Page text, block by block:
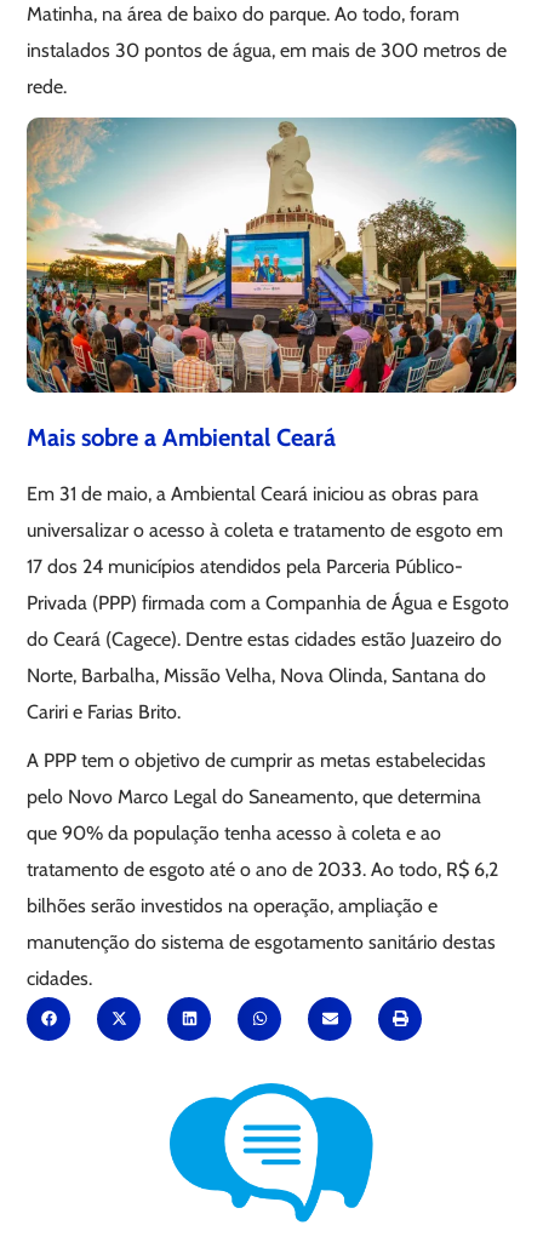
Matinha, na área de baixo do parque. Ao todo, foram
instalados 30 pontos de água, em mais de 300 metros de
rede.
Mais sobre a Ambiental Ceará
Em 31 de maio, a Ambiental Ceará iniciou as obras para
universalizar o acesso à coleta e tratamento de esgoto em
17 dos 24 municípios atendidos pela Parceria Público-
Privada (PPP) firmada com a Companhia de Água e Esgoto
do Ceará (Cagece). Dentre estas cidades estão Juazeiro do
Norte, Barbalha, Missão Velha, Nova Olinda, Santana do
Cariri e Farias Brito.
A PPP tem o objetivo de cumprir as metas estabelecidas
pelo Novo Marco Legal do Saneamento, que determina
que 90% da população tenha acesso à coleta e ao
tratamento de esgoto até o ano de 2033. Ao todo, R$ 6,2
bilhões serão investidos na operação, ampliação e
manutenção do sistema de esgotamento sanitário destas
cidades.